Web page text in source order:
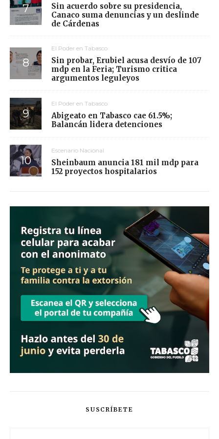
Sin acuerdo sobre su presidencia,
Canaco suma denuncias y un deslinde
de Cárdenas
El Poder en Tabasco
Sin probar, Erubiel acusa desvío de 107
mdp en la Feria; Turismo critica
argumentos leguleyos
El Poder en Tabasco
Abigeato en Tabasco cae 61.5%;
Balancán lidera detenciones
Escenario Nacional
Sheinbaum anuncia 181 mil mdp para
152 proyectos hospitalarios
SUSCRÍBETE